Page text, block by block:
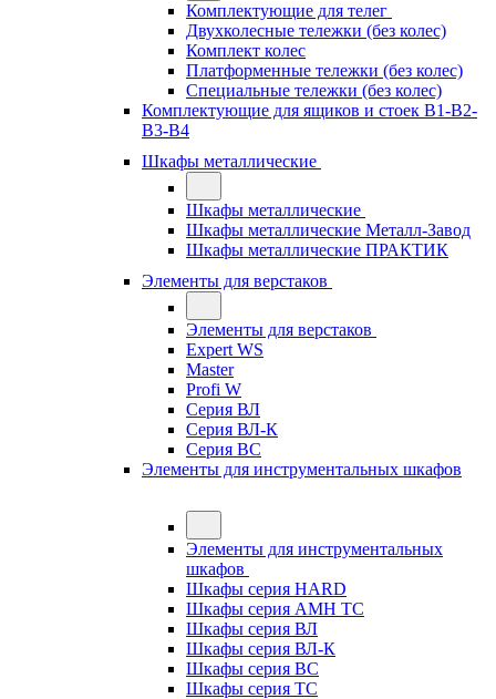
Комплектующие для телег
Двухколесные тележки (без колес)
Комплект колес
Платформенные тележки (без колес)
Специальные тележки (без колес)
Комплектующие для ящиков и стоек В1-В2-
В3-В4
Шкафы металлические
Шкафы металлические
Шкафы металлические Металл-Завод
Шкафы металлические ПРАКТИК
Элементы для верстаков
Элементы для верстаков
Expert WS
Master
Profi W
Серия ВЛ
Серия ВЛ-К
Серия ВС
Элементы для инструментальных шкафов
Элементы для инструментальных
шкафов
Шкафы серия HARD
Шкафы серия АМН ТС
Шкафы серия ВЛ
Шкафы серия ВЛ-К
Шкафы серия ВС
Шкафы серия ТС